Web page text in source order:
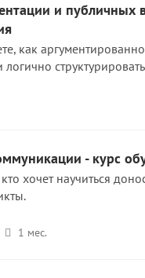
и публичных
как
логично
- курс
хочет научиться
1 мес.